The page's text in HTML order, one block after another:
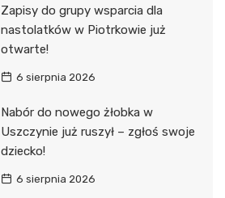
Zapisy do grupy wsparcia dla
nastolatków w Piotrkowie już
otwarte!
6 sierpnia 2026
Nabór do nowego żłobka w
Uszczynie już ruszył – zgłoś swoje
dziecko!
6 sierpnia 2026